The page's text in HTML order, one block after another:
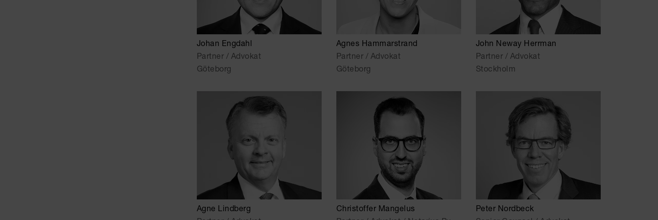
Johan Engdahl
Partner / Advokat
Göteborg
Agnes Hammarstrand
Partner / Advokat
Göteborg
John Neway Herrman
Partner / Advokat
Stockholm
Agne Lindberg
Christoffer Mangelus
Peter Nordbeck